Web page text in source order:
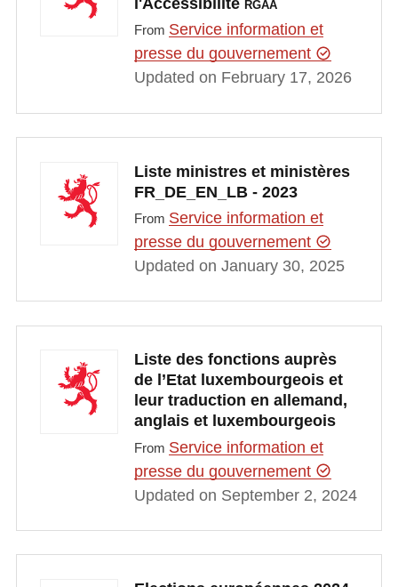
l'Accessibilité RGAA
From Service information et
presse du gouvernement
Updated on February 17, 2026
Liste ministres et ministères
FR_DE_EN_LB - 2023
From Service information et
presse du gouvernement
Updated on January 30, 2025
Liste des fonctions auprès
de l’Etat luxembourgeois et
leur traduction en allemand,
anglais et luxembourgeois
From Service information et
presse du gouvernement
Updated on September 2, 2024